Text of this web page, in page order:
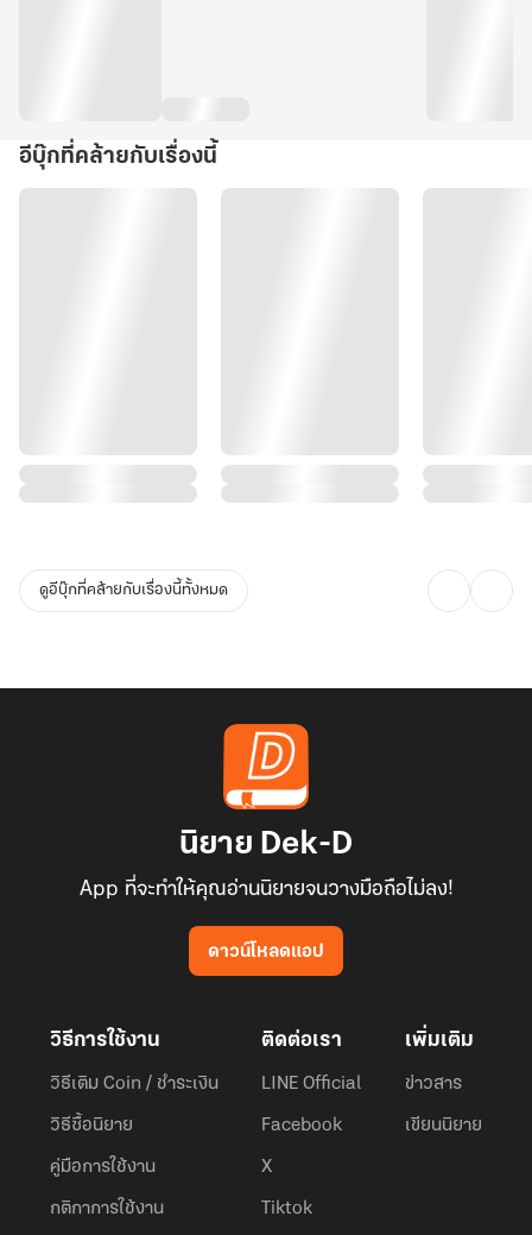
อีบุ๊กที่คล้ายกับเรื่องนี้
ดูอีบุ๊กที่คล้ายกับเรื่องนี้ทั้งหมด
นิยาย Dek-D
App ที่จะทำให้คุณอ่านนิยายจนวางมือถือไม่ลง!
ดาวน์โหลดแอป
วิธีการใช้งาน
วิธีเติม Coin / ชำระเงิน
วิธีซื้อนิยาย
คู่มือการใช้งาน
กติกาการใช้งาน
ติดต่อเรา
LINE Official
Facebook
X
Tiktok
เพิ่มเติม
ข่าวสาร
เขียนนิยาย